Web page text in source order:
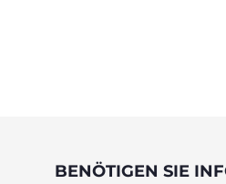
BENÖTIGEN SIE